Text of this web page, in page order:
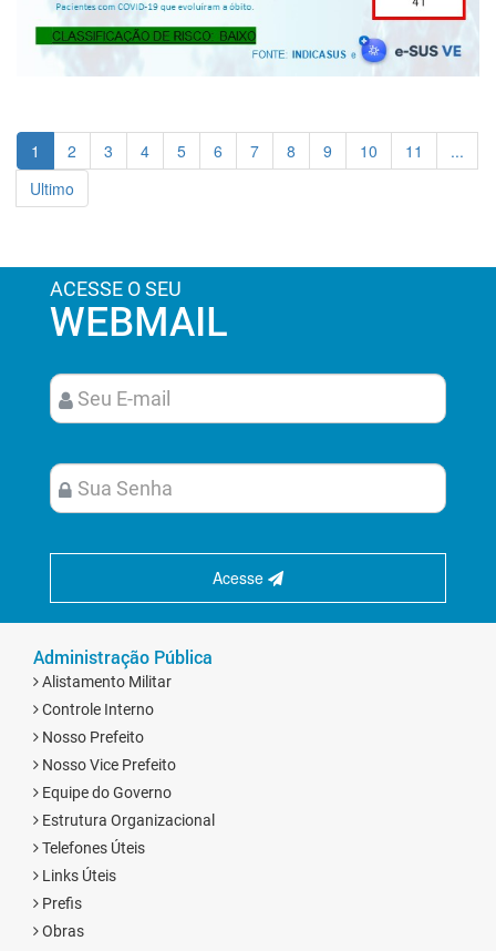
1 2 3 4 5 6 7 8 9 10 11
...
Ultimo
ACESSE O SEU
WEBMAIL
Acesse
Administração Pública
Alistamento Militar
Controle Interno
Nosso Prefeito
Nosso Vice Prefeito
Equipe do Governo
Estrutura Organizacional
Telefones Úteis
Links Úteis
Prefis
Obras